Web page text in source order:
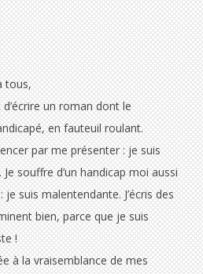
tous,
un roman dont le
en fauteuil roulant.
par me présenter : je suis
souffre d’un handicap moi aussi
suis malentendante. J’écris des
bien, parce que je suis
!
à la vraisemblance de mes